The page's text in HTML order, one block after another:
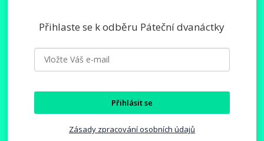
Přihlaste se k odběru Páteční dvanáctky
Přihlásit se
Zásady zpracování osobních údajů